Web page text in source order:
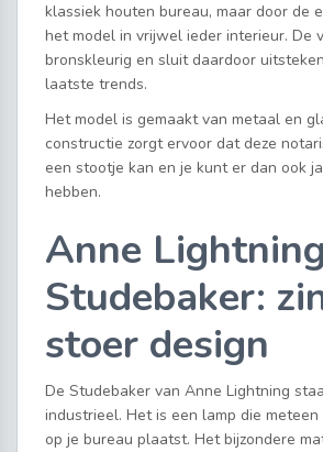
klassiek houten bureau, maar door de
het model in vrijwel ieder interieur. De
bronskleurig en sluit daardoor
laatste trends.
Het model is gemaakt van metaal en
constructie zorgt ervoor dat deze
een stootje kan en je kunt er dan ook
hebben.
Anne Lightning
Studebaker:
stoer design
De Studebaker van Anne Lightning
industrieel. Het is een lamp die
op je bureau plaatst. Het bijzondere